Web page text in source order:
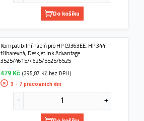
Do košíku
Kompatibilní náplň pro HP C9363EE, HP 344
tříbarevná, DeskJet Ink Advantage
3525/4615/4625/5525/6525
479 Kč (395,87 Kč bez DPH)
3 - 7 pracovních dní